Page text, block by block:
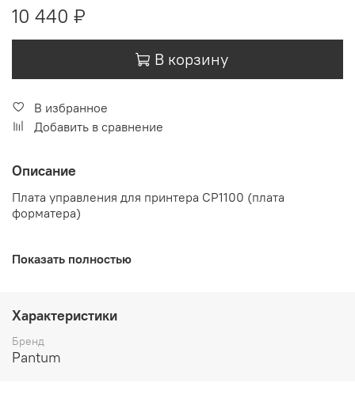
10 440 ₽
В корзину
В избранное
Добавить в сравнение
Описание
Плата управления для принтера CP1100 (плата
форматера)
Показать полностью
Характеристики
Бренд
Pantum